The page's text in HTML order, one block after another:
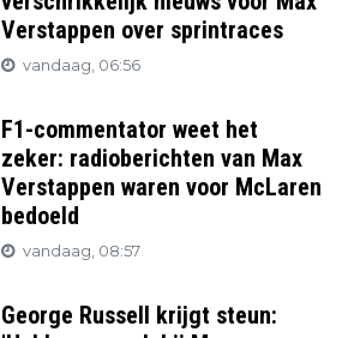
Verstappen over sprintraces
vandaag, 06:56
F1-commentator weet het
zeker: radioberichten van Max
Verstappen waren voor McLaren
bedoeld
vandaag, 08:57
George Russell krijgt steun: